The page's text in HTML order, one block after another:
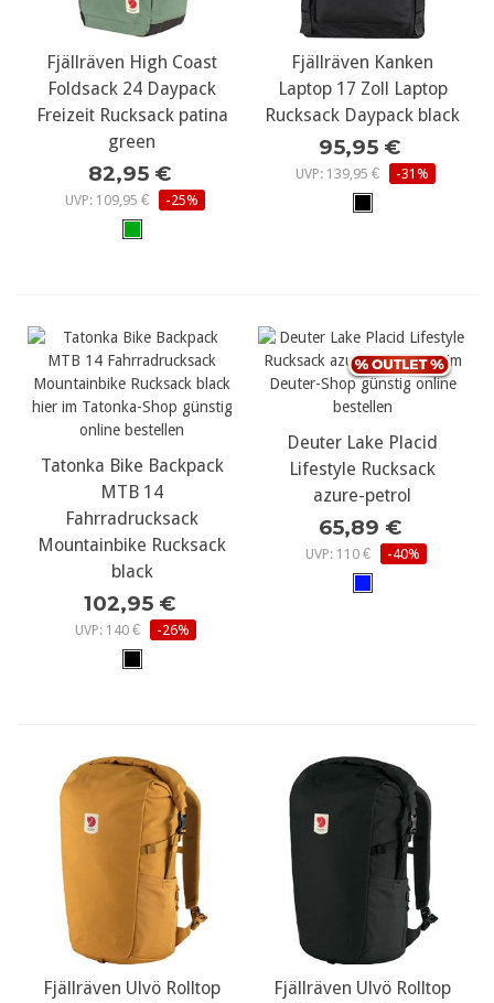
Fjällräven High Coast
Foldsack 24 Daypack
Freizeit Rucksack patina
green
82,95 €
UVP: 109,95 € -25%
Fjällräven Kanken
Laptop 17 Zoll Laptop
Rucksack Daypack black
95,95 €
UVP: 139,95 € -31%
Tatonka Bike Backpack
MTB 14
Fahrradrucksack
Mountainbike Rucksack
black
102,95 €
UVP: 140 € -26%
Deuter Lake Placid
Lifestyle Rucksack
azure-petrol
65,89 €
UVP: 110 € -40%
Fjällräven Ulvö Rolltop
Fjällräven Ulvö Rolltop